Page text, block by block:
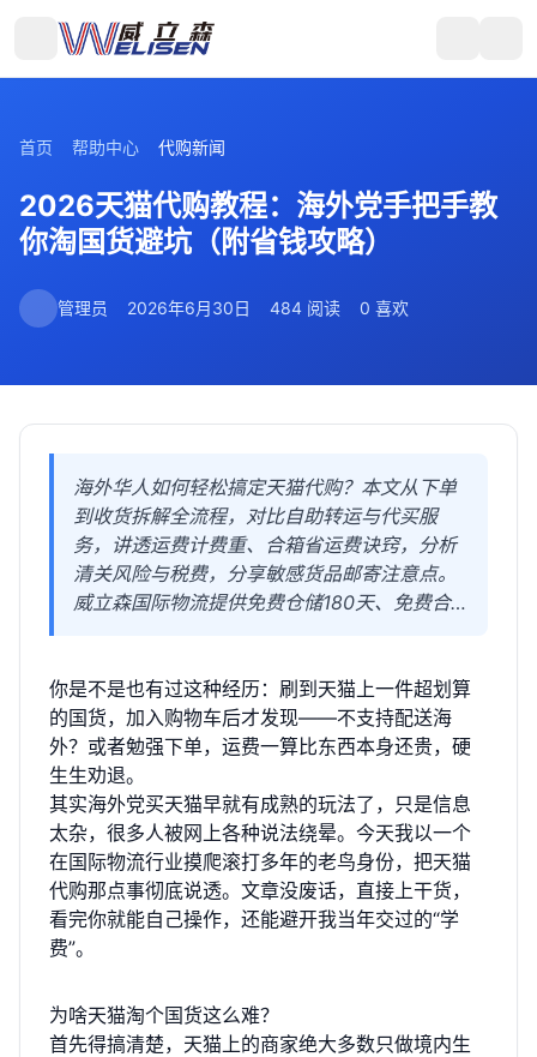
首页 帮助中心 代购新闻
2026天猫代购教程：海外党手把手教
你淘国货避坑（附省钱攻略）
管理员 2026年6月30日 484 阅读 0 喜欢
海外华人如何轻松搞定天猫代购？本文从下单
到收货拆解全流程，对比自助转运与代买服
务，讲透运费计费重、合箱省运费诀窍，分析
清关风险与税费，分享敏感货品邮寄注意点。
威立森国际物流提供免费仓储180天、免费合
你是不是也有过这种经历：刷到天猫上一件超划算
的国货，加入购物车后才发现——不支持配送海
外？或者勉强下单，运费一算比东西本身还贵，硬
生生劝退。
其实海外党买天猫早就有成熟的玩法了，只是信息
太杂，很多人被网上各种说法绕晕。今天我以一个
在国际物流行业摸爬滚打多年的老鸟身份，把天猫
代购那点事彻底说透。文章没废话，直接上干货，
看完你就能自己操作，还能避开我当年交过的“学
费”。
为啥天猫淘个国货这么难？
首先得搞清楚，天猫上的商家绝大多数只做境内生